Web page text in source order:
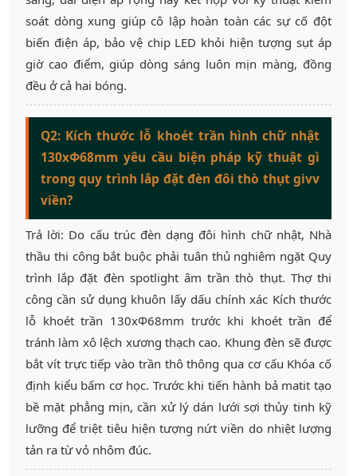
soát dòng xung giúp cô lập hoàn toàn các sự cố đột
biến điện áp, bảo vệ chip LED khỏi hiện tượng sụt áp
giờ cao điểm, giúp dòng sáng luôn mịn màng, đồng
đều ở cả hai bóng.
Q2: Kích thước lỗ khoét trần hình chữ nhật
130xΦ68mm yêu cầu biện pháp kỹ thuật gì
trong quy trình lắp đặt đèn đôi thò thụt givv
viền?
Trả lời: Do cấu trúc đèn dạng đôi hình chữ nhật, Nhà
thầu thi công bắt buộc phải tuân thủ nghiêm ngặt Quy
trình lắp đặt đèn spotlight âm trần thò thụt. Thợ thi
công cần sử dụng khuôn lấy dấu chính xác Kích thước
lỗ khoét trần 130xΦ68mm trước khi khoét trần để
tránh làm xô lệch xương thạch cao. Khung đèn sẽ được
bắt vít trực tiếp vào trần thô thông qua cơ cấu Khóa cố
định kiểu bấm cơ học. Trước khi tiến hành bả matit tạo
bề mặt phẳng mịn, cần xử lý dán lưới sợi thủy tinh kỹ
lưỡng để triệt tiêu hiện tượng nứt viền do nhiệt lượng
tản ra từ vỏ nhôm đúc.